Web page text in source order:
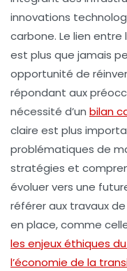
innovations
carbone. Le lien
est plus que jamais
opportunité de
répondant aux
nécessité d’un bilan
claire est plus
problématiques de
stratégies et
évoluer vers une
référer aux travaux
en place, comme
les enjeux éthiques
l’économie de la